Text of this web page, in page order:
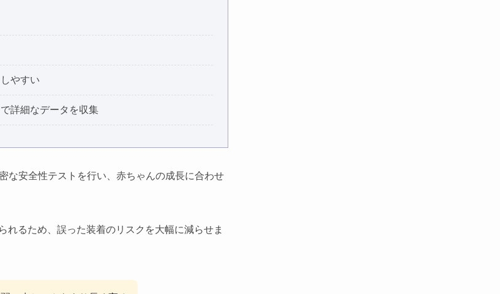
やすい
詳細なデータを収集
な安全性テストを行い、赤ちゃんの成長に合わせ
るため、誤った装着のリスクを大幅に減らせま